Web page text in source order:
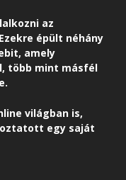
az
épült néhány
amely
több mint másfél
világban is,
egy saját